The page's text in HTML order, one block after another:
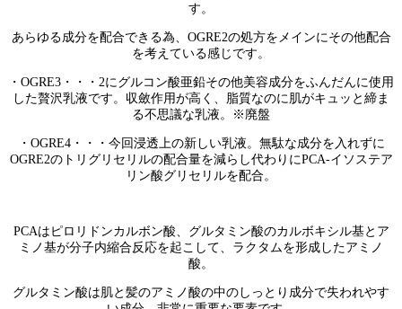
す。
あらゆる成分を配合できる為、OGRE2の処方をメインにその他配合
を考えている感じです。
・OGRE3・・・2にグルコン酸亜鉛その他美容成分をふんだんに使用
した贅沢乳液です。収斂作用が高く、脂質なのに肌がキュッと締ま
る不思議な乳液。※廃盤
・OGRE4・・・今回浸透上の新しい乳液。無駄な成分を入れずに
OGRE2のトリグリセリルの配合量を減らし代わりにPCA-イソステア
リン酸グリセリルを配合。
PCAはピロリドンカルボン酸、グルタミン酸のカルボキシル基とア
ミノ基が分子内縮合反応を起こして、ラクタムを形成したアミノ
酸。
グルタミン酸は肌と髪のアミノ酸の中のしっとり成分で失われやす